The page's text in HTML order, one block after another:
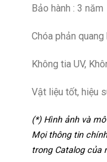
Bảo hành : 3 năm
Chóa phản
Không tia UV,
Vật liệu tốt, hiệu
(*) Hình ảnh và
Mọi thông tin
trong Catalog của